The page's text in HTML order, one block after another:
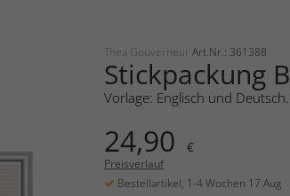
Thea Gouverneur Art.Nr.: 361388
Stickpackung
Vorlage: Englisch und Deutsch.
24,90 €
Preisverlauf
Bestellartikel, 1-4 Wochen 17 Aug